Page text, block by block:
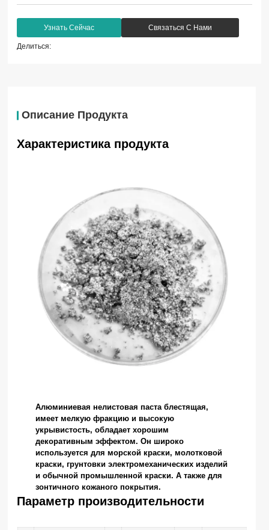
Узнать Сейчас Связаться С Нами
Делиться:
Описание Продукта
Характеристика продукта
Алюминиевая нелистовая паста блестящая,
имеет мелкую фракцию и высокую
укрывистость, обладает хорошим
декоративным эффектом. Он широко
используется для морской краски, молотковой
краски, грунтовки электромеханических изделий
и обычной промышленной краски. А также для
зонтичного кожаного покрытия.
Параметр производительности